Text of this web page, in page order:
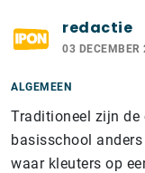
redactie
03 DECEMBER
ALGEMEEN
Traditioneel zijn de
basisschool
waar kleuters op